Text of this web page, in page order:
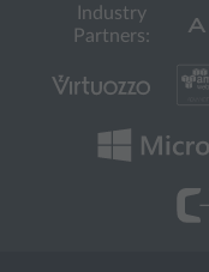
Industry
Partners: